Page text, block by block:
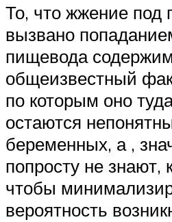
То, что жжение под
вызвано
пищевода
общеизвестный
по которым оно
остаются
беременных, а ,
попросту не знают,
чтобы
вероятность